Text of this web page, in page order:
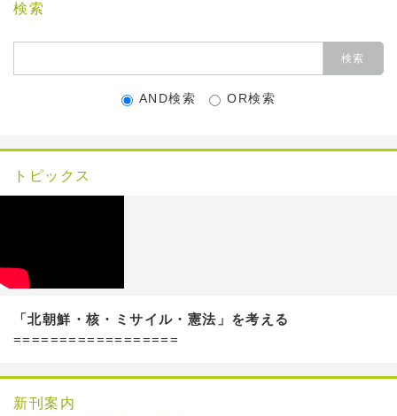
検索
AND検索 OR検索
トピックス
「北朝鮮・核・ミサイル・憲法」を考える
==================
新刊案内